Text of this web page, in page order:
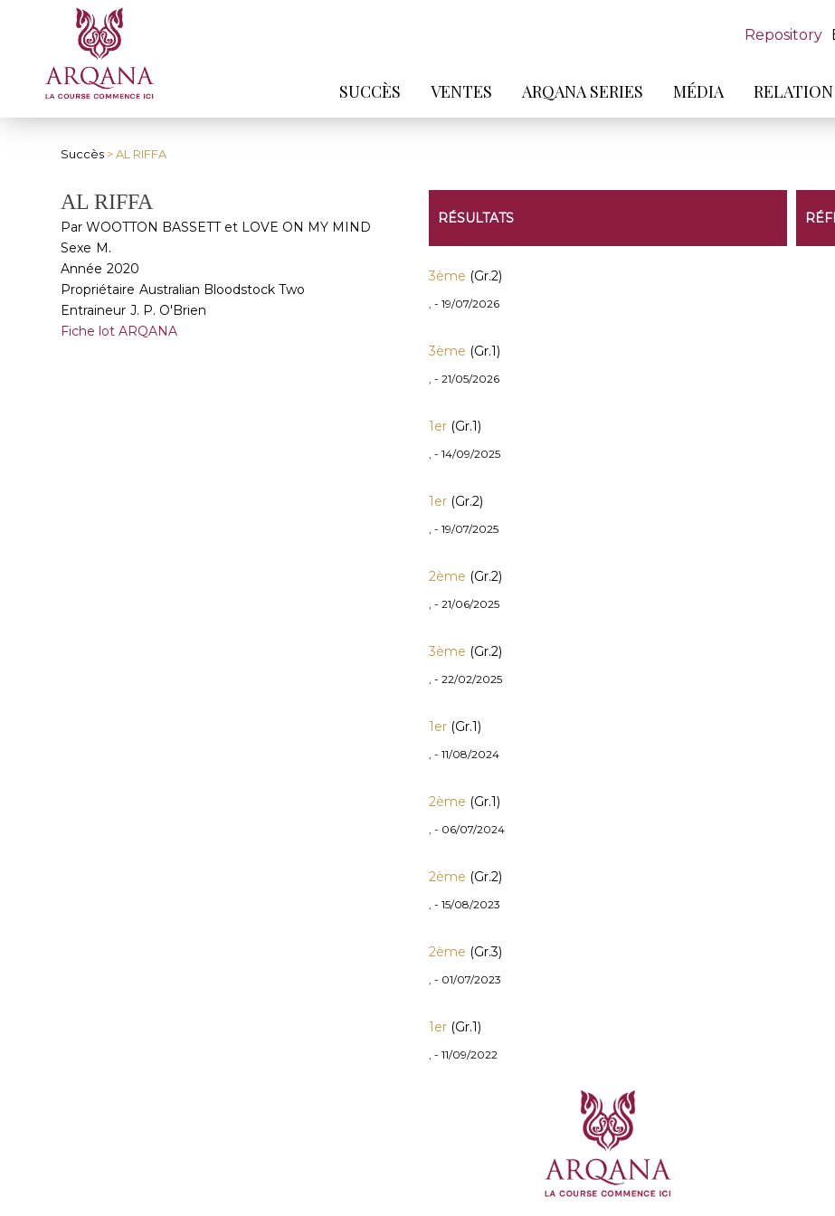
Repository
SUCCÈS VENTES ARQANA SERIES MÉDIA
Succès > AL RIFFA
AL RIFFA
Par WOOTTON BASSETT et LOVE ON MY MIND
Sexe M.
Année 2020
Propriétaire Australian Bloodstock Two
Entraineur J. P. O'Brien
Fiche lot ARQANA
RÉSULTATS
3ème (Gr.2)
, - 19/07/2026
3ème (Gr.1)
, - 21/05/2026
1er(Gr.1)
, - 14/09/2025
1er(Gr.2)
, - 19/07/2025
2ème (Gr.2)
, - 21/06/2025
3ème (Gr.2)
, - 22/02/2025
1er(Gr.1)
, - 11/08/2024
2ème (Gr.1)
, - 06/07/2024
2ème (Gr.2)
, - 15/08/2023
2ème (Gr.3)
, - 01/07/2023
1er(Gr.1)
, - 11/09/2022